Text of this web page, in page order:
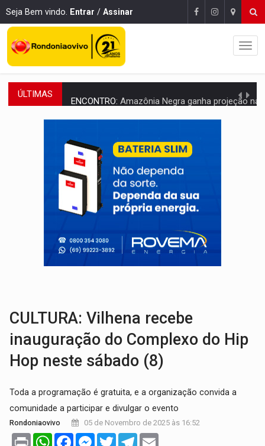
Seja Bem vindo. Entrar / Assinar
ÚLTIMAS Amazônia Negra ganha projeção nacional com participação de
PREVISÃO:Porto Velho tem chances de chuvas isoladas nesta
SINDICATOS UNIDOS:Assembleia Geral delibera greve da educação
PROCESSO SELETIVO: Rondoniaovivo abre oficina de Comunicação com
AGOSTO LILÁS:MPRO lança de portal e promove reflexão sobre trajetória da
REGULARIZAÇÃO:Refis 2026 segue até o fim do ano para
ROLIM DE MOURA:Programa da Energisa beneficia 60 famílias com geladeiras
CULTURA: Vilhena recebe
inauguração do Complexo do Hip
Hop neste sábado (8)
Toda a programação é gratuita, e a organização convida a
comunidade a participar e divulgar o evento
Rondoniaovivo 05 de Novembro de 2025 às 16:52
Print WhatsAppFacebookMessenger
TwitterTelegram